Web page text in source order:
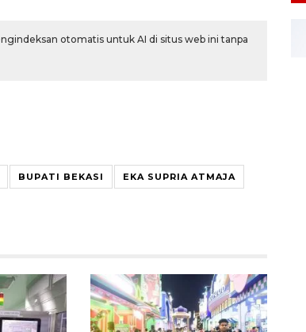
otomatis untuk AI di situs web ini tanpa
BUPATI BEKASI EKA SUPRIA ATMAJA